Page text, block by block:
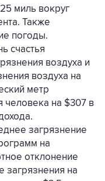
миль вокруг
Также
погоды.
счастья
воздуха и
воздуха на
метр
человека на $307 в
загрязнение
на
отклонение
загрязнения на